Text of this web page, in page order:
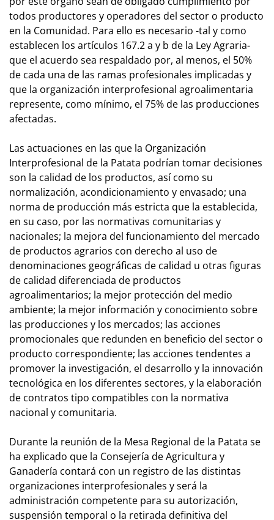
todos productores y operadores del sector o producto
en la Comunidad. Para ello es necesario -tal y como
establecen los artículos 167.2 a y b de la Ley Agraria-
que el acuerdo sea respaldado por, al menos, el 50%
de cada una de las ramas profesionales implicadas y
que la organización interprofesional agroalimentaria
represente, como mínimo, el 75% de las producciones
afectadas.
Las actuaciones en las que la Organización
Interprofesional de la Patata podrían tomar decisiones
son la calidad de los productos, así como su
normalización, acondicionamiento y envasado; una
norma de producción más estricta que la establecida,
en su caso, por las normativas comunitarias y
nacionales; la mejora del funcionamiento del mercado
de productos agrarios con derecho al uso de
denominaciones geográficas de calidad u otras figuras
de calidad diferenciada de productos
agroalimentarios; la mejor protección del medio
ambiente; la mejor información y conocimiento sobre
las producciones y los mercados; las acciones
promocionales que redunden en beneficio del sector o
producto correspondiente; las acciones tendentes a
promover la investigación, el desarrollo y la innovación
tecnológica en los diferentes sectores, y la elaboración
de contratos tipo compatibles con la normativa
nacional y comunitaria.
Durante la reunión de la Mesa Regional de la Patata se
ha explicado que la Consejería de Agricultura y
Ganadería contará con un registro de las distintas
organizaciones interprofesionales y será la
administración competente para su autorización,
suspensión temporal o la retirada definitiva del